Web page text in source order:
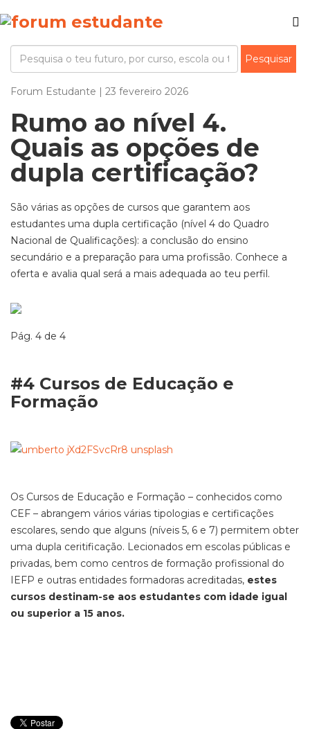
Forum Estudante | 23 fevereiro 2026
Rumo ao nível 4.
Quais as opções de
dupla certificação?
São várias as opções de cursos que garantem aos
estudantes uma dupla certificação (nível 4 do Quadro
Nacional de Qualificações): a conclusão do ensino
secundário e a preparação para uma profissão. Conhece a
oferta e avalia qual será a mais adequada ao teu perfil.
Pág. 4 de 4
#4 Cursos de Educação e
Formação
Os Cursos de Educação e Formação – conhecidos como
CEF – abrangem vários várias tipologias e certificações
escolares, sendo que alguns (níveis 5, 6 e 7) permitem obter
uma dupla ceritificação. Lecionados em escolas públicas e
privadas, bem como centros de formação profissional do
IEFP e outras entidades formadoras acreditadas, estes
cursos destinam-se aos estudantes com idade igual
ou superior a 15 anos.